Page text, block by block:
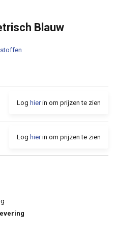
Blauw
Log hierin om prijzen te zien
Log hierin om prijzen te zien